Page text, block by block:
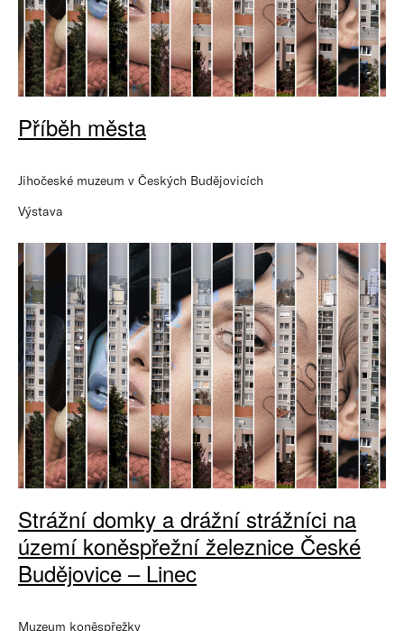
Příběh města
Jihočeské muzeum v Českých Budějovicích
Výstava
Strážní domky a drážní strážníci na
území koněspřežní železnice České
Budějovice – Linec
Muzeum koněspřežky